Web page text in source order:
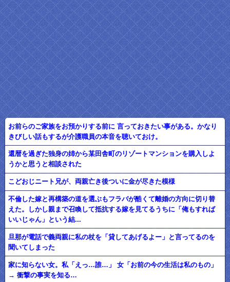
お前らのご家族をお預かりする前に 言っておきたい事がある。かなり
きびしい話もするが介護職員の本音を聴いておけ。
還暦を過ぎた独身の姉から某田舎町のリゾートマンションを購入しよ
うかと思うと相談された
こどおじニート兄が、両親亡き後ついに金が尽きた模様
不倫した嫁と再構築の道を選ぶもフラバが酷くて離婚の方向に切り替
えた。しかし親まで召喚して抵抗する嫁を見てるうちに「俺もすれば
いいじゃん」という結...
旦那が電話で義両親に私の杖を「貸してあげるよー」と言ってるのを
聞いてしまった
家に知らない女。私「えっ…誰…」 女「お前の今の生活は私のもの」
→ 衝撃の事実を知る…